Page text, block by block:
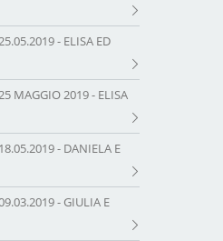
- ELISA ED
MAGGIO 2019 - ELISA
- DANIELA E
- GIULIA E